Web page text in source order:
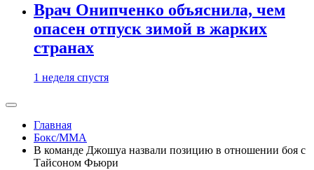
Врач Онипченко объяснила, чем
опасен отпуск зимой в жарких
странах
1 неделя спустя
Главная
Бокс/MMA
В команде Джошуа назвали позицию в отношении боя с
Тайсоном Фьюри